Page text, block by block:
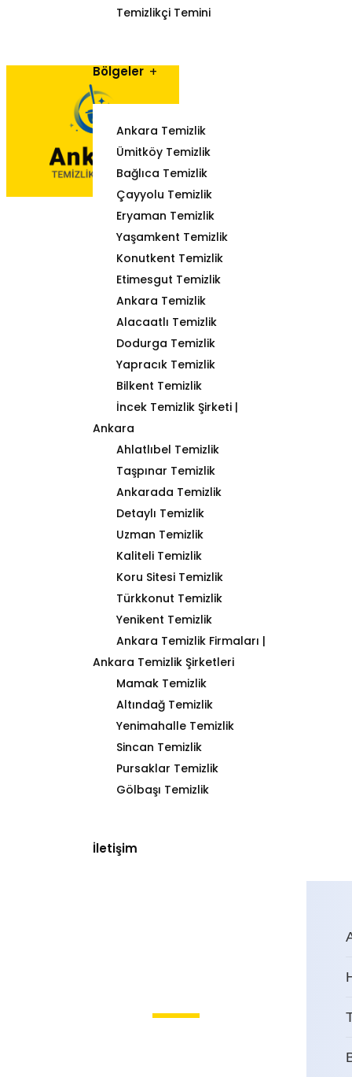
Temizlikçi Temini
Bölgeler
Ankara Temizlik
Ümitköy Temizlik
Bağlıca Temizlik
Çayyolu Temizlik
Eryaman Temizlik
Yaşamkent Temizlik
Konutkent Temizlik
Etimesgut Temizlik
Ankara Temizlik
Alacaatlı Temizlik
Dodurga Temizlik
Yapracık Temizlik
Bilkent Temizlik
İncek Temizlik Şirketi |
Ankara
Ahlatlıbel Temizlik
Taşpınar Temizlik
Ankarada Temizlik
Detaylı Temizlik
Uzman Temizlik
Kaliteli Temizlik
Koru Sitesi Temizlik
Türkkonut Temizlik
Yenikent Temizlik
Ankara Temizlik Firmaları |
Ankara Temizlik Şirketleri
Mamak Temizlik
Altındağ Temizlik
Yenimahalle Temizlik
Sincan Temizlik
Pursaklar Temizlik
Gölbaşı Temizlik
İletişim